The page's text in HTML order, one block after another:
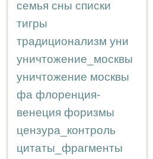
семья сны списки
тигры
традиционализм уни
уничтожение_москвы
уничтожение москвы
фа флоренция-
венеция форизмы
цензура_контроль
цитаты_фрагменты